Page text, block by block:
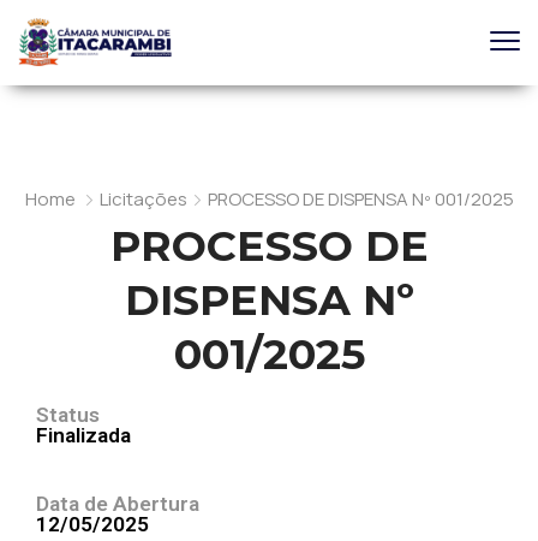
Home Licitações PROCESSO DE DISPENSA Nº 001/2025
PROCESSO DE
DISPENSA Nº
001/2025
Status
Finalizada
Data de Abertura
12/05/2025